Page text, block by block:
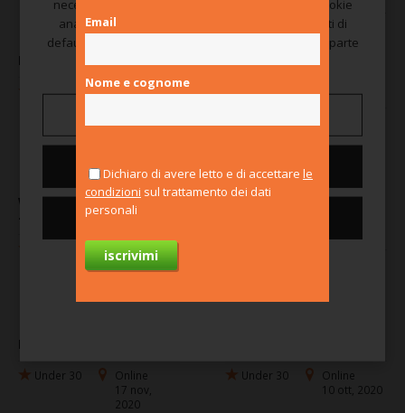
26 gen, 2022
Masterclass Ho.Re.Ca.
Under 30
Online
Entrepreneurship
10 mag,
Workshop di
#YouthEmpowered
Online
03 feb, 2021
Futuro Prossimo,
Match the future!
Under 30
Online
17 nov,
2020
Under 30
Online
10 ott, 2020
necessari al suo funzionamento. Utilizza anche cookie
analitici e cookie di marketing, che sono disabilitati di
default e vengono attivati solo previo consenso da parte
tua.
Nega tutti
Email
Nome e cognome
Dichiaro di avere letto e di accettare le
condizioni sul trattamento dei dati
personali